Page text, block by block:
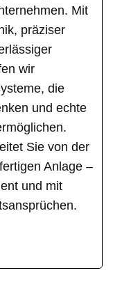
Mit
präziser
wir
die
und echte
Sie von der
Anlage –
und mit